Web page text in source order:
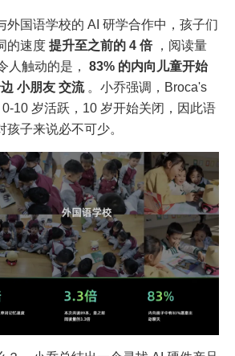
外国语学校的 AI 研学合作中，孩子们
的速度 提升至之前的 4 倍 ，阅读量
人触动的是， 83% 的内向儿童开始
小朋友 交流 。小乔强调，Broca's
10 岁活跃，10 岁开始关闭，因此语
子来说必不可少。